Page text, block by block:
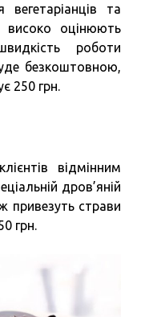
та
високо оцінюють
роботи
безкоштовною,
250 грн.
відмінним
дров’яній
привезуть страви
грн.